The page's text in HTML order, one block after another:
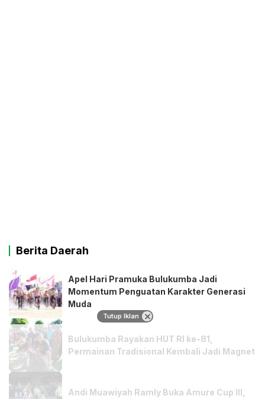
Berita Daerah
Apel Hari Pramuka Bulukumba Jadi
Momentum Penguatan Karakter Generasi
Muda
Bulukumba Rayakan HUT RI ke-81,
Permainan Tradisional Kembali Jadi Magnet
Andi Muawiyah Ramly Buka Amure Cup III,
Tutup Iklan